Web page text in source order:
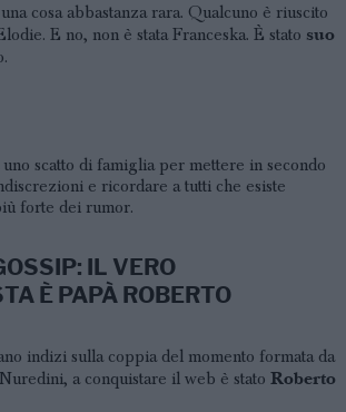
cosa abbastanza rara. Qualcuno è riuscito
E no, non è stata Franceska. È stato suo
uno scatto di famiglia per mettere in secondo
e ricordare a tutti che esiste
forte dei rumor.
IL VERO
È PAPÀ ROBERTO
indizi sulla coppia del momento formata da
a conquistare il web è stato Roberto